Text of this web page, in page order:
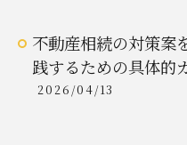
不動産相続の対策案
践するための具体的
2026/04/13